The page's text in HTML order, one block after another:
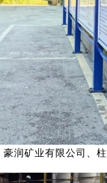
润矿业有限公司、